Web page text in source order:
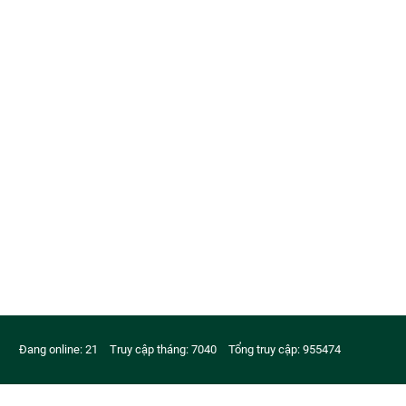
Đang online: 21 Truy cập tháng: 7040 Tổng truy cập: 955474